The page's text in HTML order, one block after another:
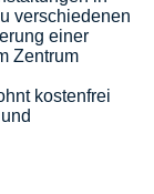
verschiedenen
einer
Zentrum
kostenfrei